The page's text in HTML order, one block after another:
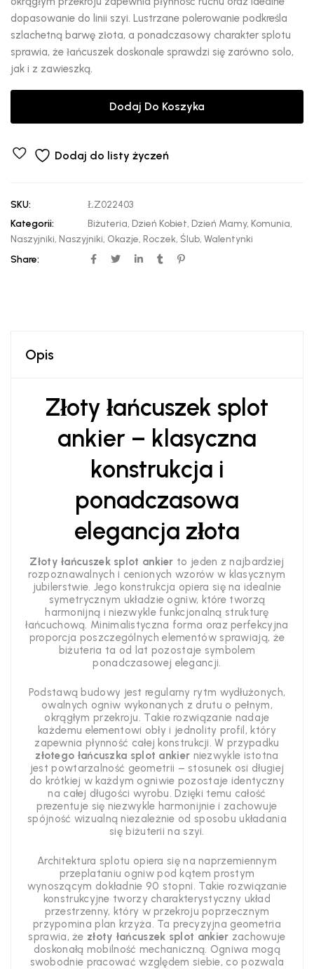
dopasowanie do linii szyi. Lustrzane polerowanie podkreśla
szlachetną barwę złota, a ponadczasowy charakter splotu
sprawia, że łańcuszek doskonale sprawdzi się zarówno solo,
jak i z zawieszką.
Dodaj Do Koszyka
Dodaj do listy życzeń
SKU:
ŁZ022403
Kategorii:
Biżuteria, Dzień Kobiet, Dzień Mamy, Komunia,
Naszyjniki, Naszyjniki, Okazje, Roczek, Ślub, Walentynki
Share:
Opis
Złoty łańcuszek splot
ankier – klasyczna
konstrukcja i
ponadczasowa
elegancja złota
Złoty łańcuszek splot ankier to jeden z najbardziej
rozpoznawalnych i cenionych wzorów w klasycznym
jubilerstwie. Jego konstrukcja opiera się na idealnie
symetrycznym układzie ogniw, które tworzą
harmonijną i niezwykle funkcjonalną strukturę
łańcuchową. Minimalistyczna forma oraz perfekcyjna
proporcja poszczególnych elementów sprawiają, że
biżuteria ta od lat pozostaje symbolem
ponadczasowej elegancji.
Podstawą budowy jest regularny rytm wydłużonych,
owalnych ogniw wykonanych z drutu o pełnym,
okrągłym przekroju. Takie rozwiązanie nadaje
każdemu elementowi obły i jednolity profil, który
zapewnia płynność całej konstrukcji. W przypadku
złotego łańcuszka splot ankier niezwykle istotna
jest powtarzalność geometrii – stosunek osi długiej
do krótkiej w każdym ogniwie pozostaje identyczny
na całej długości wyrobu. Dzięki temu całość
prezentuje się niezwykle harmonijnie i zachowuje
spójność wizualną niezależnie od sposobu układania
się biżuterii na szyi.
Architektura splotu opiera się na naprzemiennym
przeplataniu ogniw pod kątem prostym
wynoszącym dokładnie 90 stopni. Takie rozwiązanie
konstrukcyjne tworzy charakterystyczny układ
przestrzenny, który w przekroju poprzecznym
przypomina plan krzyża. Ta precyzyjna geometria
sprawia, że złoty łańcuszek splot ankier zachowuje
doskonałą mobilność mechaniczną. Ogniwa mogą
swobodnie pracować względem siebie, co pozwala